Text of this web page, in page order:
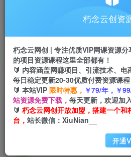
会员专属推广链接
四导航 导航
首页 创业课程 会员免费 正文
美女号不封号新玩法，虚拟
500+
朽念云创资
朽念云网创 | 专注优质VIP网课资源
的项目资源课程这里全部都有！
🔰 内容涵盖网赚项目、引流技术、电
每日稳定更新20-30优质付费资源课程
🔰 本站VIP 限时特惠， ￥79/年，￥
站资源免费下载， 每天更新，欢迎加
🔰 朽念云网创开放加盟，搭建一个
台， 站长微信：XiuNian__
开通